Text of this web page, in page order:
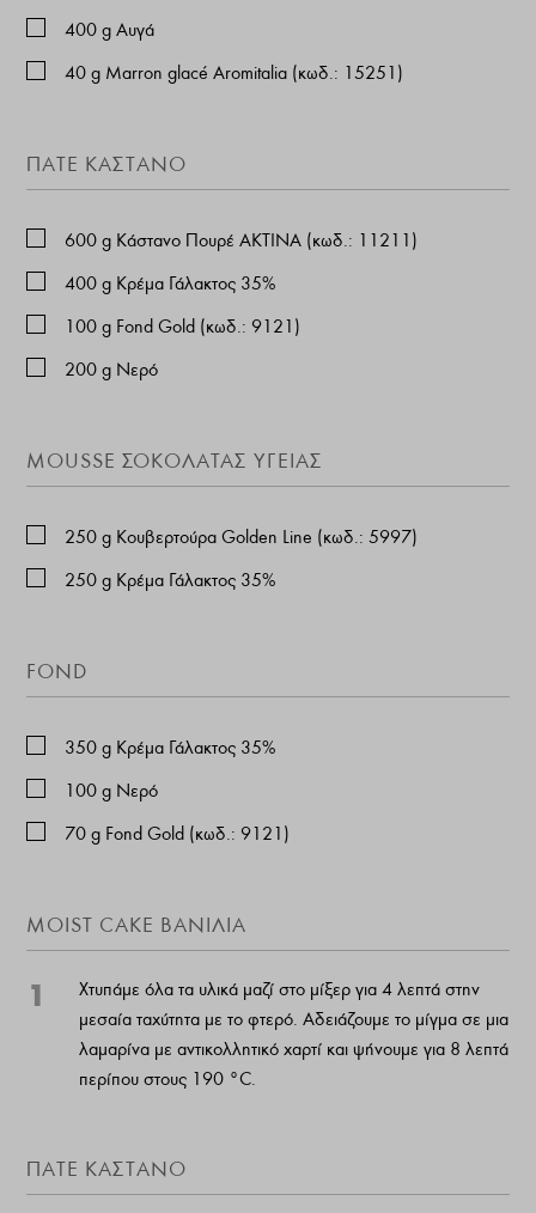
400 g Αυγά
40 g Marron glacé Aromitalia (κωδ.: 15251)
ΠΑΤΈ ΚΆΣΤΑΝΟ
600 g Κάστανο Πουρέ ΑΚΤΙΝΑ (κωδ.: 11211)
400 g Κρέμα Γάλακτος 35%
100 g Fond Gold (κωδ.: 9121)
200 g Νερό
MOUSSE ΣΟΚΟΛΆΤΑΣ ΥΓΕΊΑΣ
250 g Κουβερτούρα Golden Line (κωδ.: 5997)
250 g Κρέμα Γάλακτος 35%
FOND
350 g Κρέμα Γάλακτος 35%
100 g Νερό
70 g Fond Gold (κωδ.: 9121)
MOIST CAKE ΒΑΝΊΛΙΑ
1
Χτυπάμε όλα τα υλικά μαζί στο μίξερ για 4 λεπτά στην
μεσαία ταχύτητα με το φτερό. Αδειάζουμε το μίγμα σε μια
λαμαρίνα με αντικολλητικό χαρτί και ψήνουμε για 8 λεπτά
περίπου στους 190 °C.
ΠΑΤΈ ΚΆΣΤΑΝΟ